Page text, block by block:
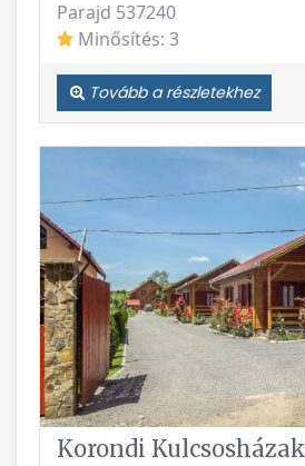
Parajd 537240
Minősítés: 3
Tovább a részletekhez
Vissza
Korondi Kulcsosházak